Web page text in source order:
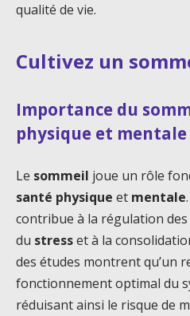
qualité de vie.
Cultivez un
Importance du
physique et mentale
Le sommeil joue un rôle
santé physique et mentale
contribue à la régulation
du stresset à la
des études montrent qu’un
fonctionnement optimal du
réduisant ainsi le risque de